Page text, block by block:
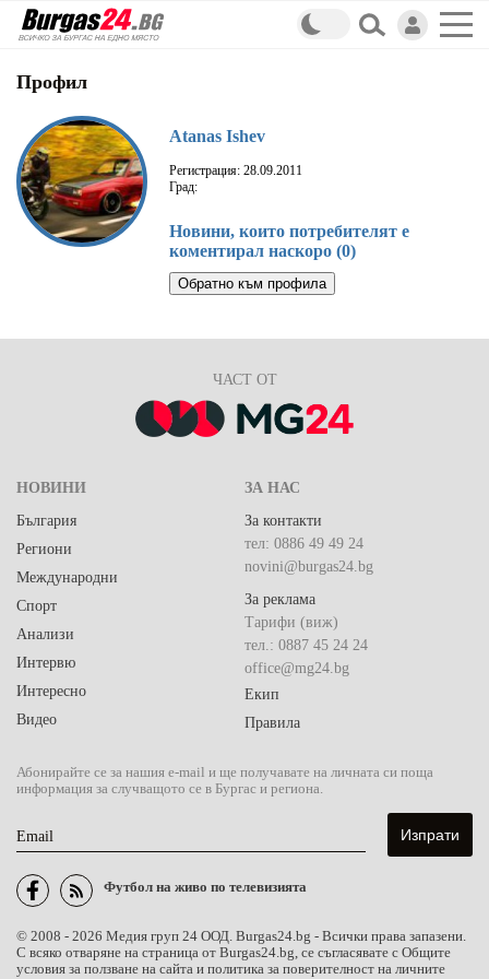
Профил
Atanas Ishev
Регистрация: 28.09.2011
Град:
Новини, които потребителят е
коментирал наскоро (0)
Обратно към профила
ЧАСТ ОТ
НОВИНИ
България
Региони
Международни
Спорт
Анализи
Интервю
Интересно
Видео
ЗА НАС
За контакти
тел: 0886 49 49 24
novini@burgas24.bg
За реклама
Тарифи (виж)
тел.: 0887 45 24 24
office@mg24.bg
Екип
Правила
Абонирайте се за нашия e-mail и ще получавате на личната си поща
информация за случващото се в Бургас и региона.
Email
Футбол на живо по телевизията
© 2008 - 2026 Медия груп 24 ООД. Burgas24.bg - Всички права запазени.
С всяко отваряне на страница от Burgas24.bg, се съгласявате с Общите
условия за ползване на сайта и политика за поверителност на личните